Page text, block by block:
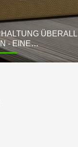
ÜBERALL
- EINE
E
FÜR O